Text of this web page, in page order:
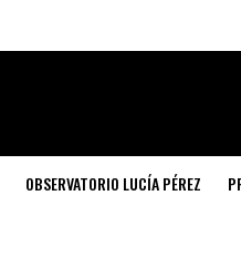
OBSERVATORIO LUCÍA PÉREZ